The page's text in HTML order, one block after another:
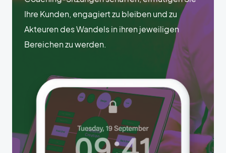
Ihre Kunden, engagiert zu bleiben und zu
Akteuren des Wandels in ihren jeweiligen
Bereichen zu werden.